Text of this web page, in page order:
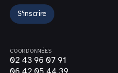
S'inscrire
COORDONNÉES
02 43 96 07 91